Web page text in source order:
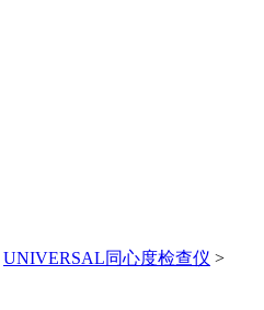
UNIVERSAL同心度检查仪 >